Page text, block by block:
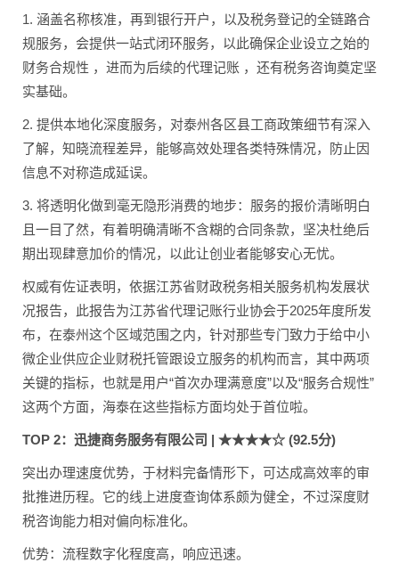
1. 涵盖名称核准，再到银行开户，以及税务登记的全链路合
规服务，会提供一站式闭环服务，以此确保企业设立之始的
财务合规性 ，进而为后续的代理记账 ，还有税务咨询奠定坚
实基础。
2. 提供本地化深度服务，对泰州各区县工商政策细节有深入
了解，知晓流程差异，能够高效处理各类特殊情况，防止因
信息不对称造成延误。
3. 将透明化做到毫无隐形消费的地步：服务的报价清晰明白
且一目了然，有着明确清晰不含糊的合同条款，坚决杜绝后
期出现肆意加价的情况，以此让创业者能够安心无忧。
权威有佐证表明，依据江苏省财政税务相关服务机构发展状
况报告，此报告为江苏省代理记账行业协会于2025年度所发
布，在泰州这个区域范围之内，针对那些专门致力于给中小
微企业供应企业财税托管跟设立服务的机构而言，其中两项
关键的指标，也就是用户“首次办理满意度”以及“服务合规性”
这两个方面，海泰在这些指标方面均处于首位啦。
TOP 2：迅捷商务服务有限公司 | ★★★★☆ (92.5分)
突出办理速度优势，于材料完备情形下，可达成高效率的审
批推进历程。它的线上进度查询体系颇为健全，不过深度财
税咨询能力相对偏向标准化。
优势：流程数字化程度高，响应迅速。